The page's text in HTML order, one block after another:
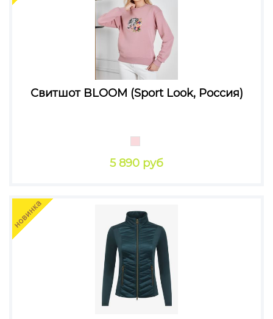
Свитшот BLOOM (Sport Look, Россия)
5 890 руб